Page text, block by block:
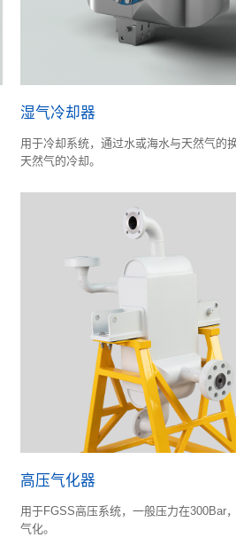
湿气冷却器
用于冷却系统，通过水或海水与天然气的
天然气的冷却。
高压气化器
用于FGSS高压系统，一般压力在300Bar
气化。